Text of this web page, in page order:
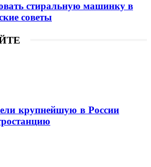
стиральную машинку в
советы
крупнейшую в России